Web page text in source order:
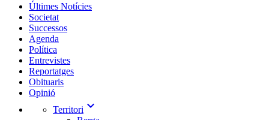
Últimes Notícies
Societat
Successos
Agenda
Política
Entrevistes
Reportatges
Obituaris
Opinió
Territori expand_more